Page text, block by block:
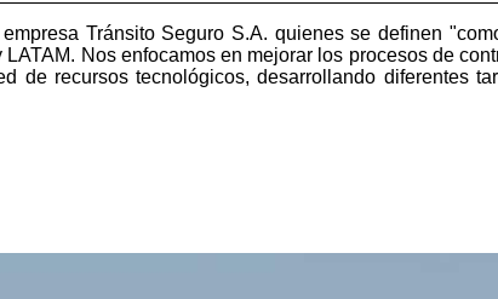
Tránsito Seguro S.A. quienes se definen
Nos enfocamos en mejorar los procesos de
de recursos tecnológicos, desarrollando diferentes